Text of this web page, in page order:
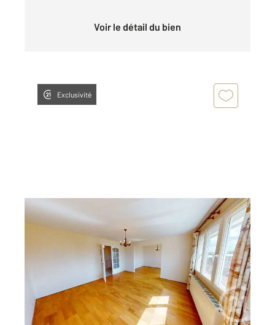
Voir le détail du bien
Exclusivité
ST QUENTIN 02
100 m , 5 pièces
Appartement F5 à vendre
77 000 €
Visiter le site dédié